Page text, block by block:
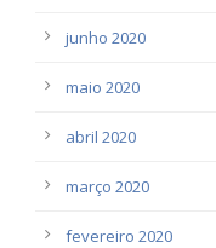
junho 2020
maio 2020
abril 2020
março 2020
fevereiro 2020